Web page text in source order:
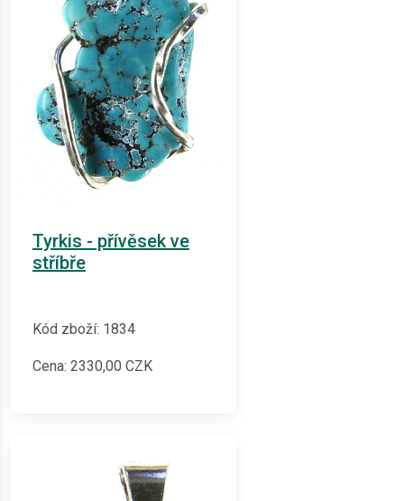
Tyrkis - přívěsek ve
stříbře
Kód zboží: 1834
Cena: 2330,00 CZK